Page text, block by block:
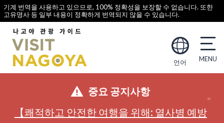
기계 번역을 사용하고 있으므로, 100% 정확성을 보장할 수 없습니다. 또한
고유명사 등 일부 내용이 정확하게 번역되지 않을 수 있습니다.
언어
중요 공지사항
【쾌적하고 안전한 여행을 위해: 열사병 예방